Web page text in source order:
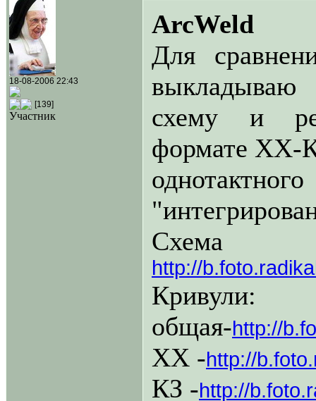
18-08-2006 22:43
[139]
Участник
ArcWeld
Для
выкладываю
схему и
формате ХХ-
http://
Кривули:
общая-http://
ХХ -http://
КЗ -http://